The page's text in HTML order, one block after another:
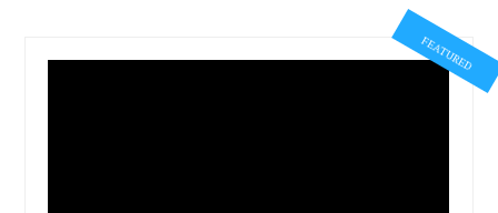
FEATURED